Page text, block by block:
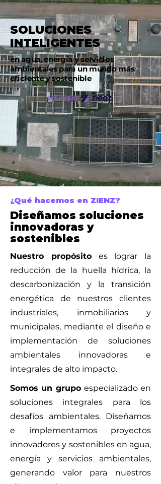
SOLUCIONES
INTELIGENTES
en agua, energía y servicios
ambientales para un mundo más
eficiente y sostenible
¿Qué hacemos en ZIENZ?
Diseñamos soluciones
innovadoras y
sostenibles
Nuestro propósitoes lograr la
reducción de la huella hídrica, la
descarbonización y la transición
energética de nuestros clientes
industriales, inmobiliarios y
municipales, mediante el diseño e
implementación de soluciones
ambientales innovadoras e
integrales de alto impacto.
Somos un grupo especializado en
soluciones integrales para los
desafíos ambientales. Diseñamos
e implementamos proyectos
innovadores y sostenibles en agua,
energía y servicios ambientales,
generando valor para nuestros